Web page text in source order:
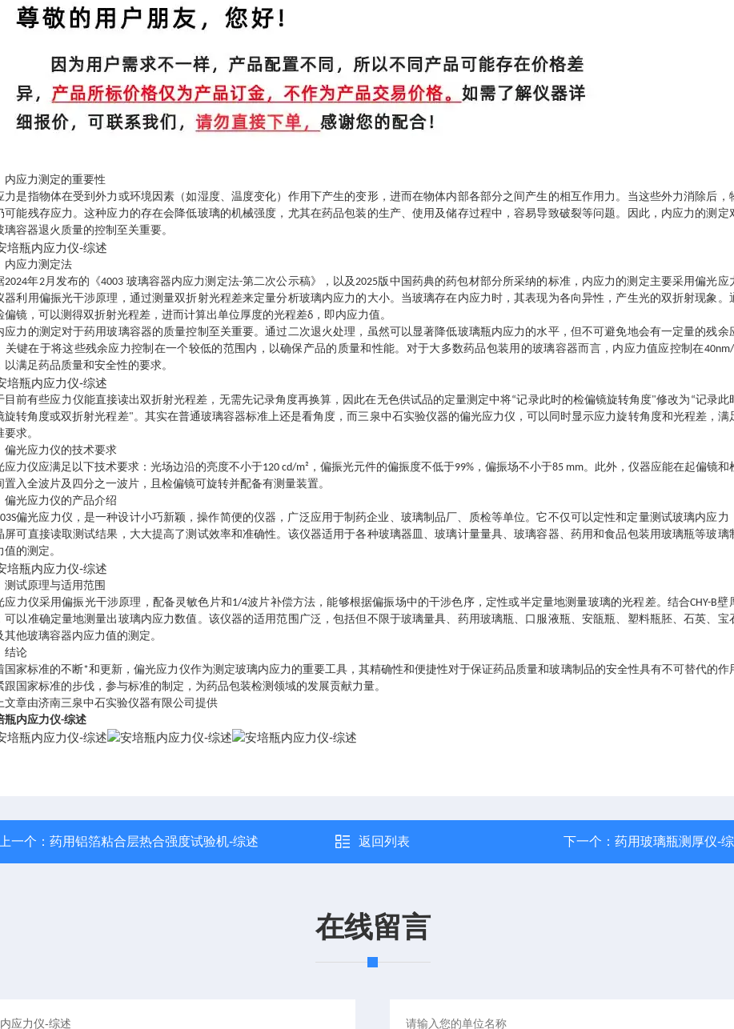
内应力测定的重要性
力是指物体在受到外力或环境因素（如湿度、温度变化）作用下产生的变形，进而在物体内部各部分之间产生的相互作用力。当这些外力消除后，
可能残存应力。这种应力的存在会降低玻璃的机械强度，尤其在药品包装的生产、使用及储存过程中，容易导致破裂等问题。因此，内应力的测定
璃容器退火质量的控制至关重要。
内应力测定法
2024年2月发布的《4003 玻璃容器内应力测定法-第二次公示稿》，以及2025版中国药典的药包材部分所采纳的标准，内应力的测定主要采用偏光应
器利用偏振光干涉原理，通过测量双折射光程差来定量分析玻璃内应力的大小。当玻璃存在内应力时，其表现为各向异性，产生光的双折射现象。
偏镜，可以测得双折射光程差，进而计算出单位厚度的光程差δ，即内应力值。
应力的测定对于药用玻璃容器的质量控制至关重要。通过二次退火处理，虽然可以显著降低玻璃瓶内应力的水平，但不可避免地会有一定量的残余
关键在于将这些残余应力控制在一个较低的范围内，以确保产品的质量和性能。对于大多数药品包装用的玻璃容器而言，内应力值应控制在
以满足药品质量和安全性的要求。
目前有些应力仪能直接读出双折射光程差，无需先记录角度再换算，因此在无色供试品的定量测定中将“记录此时的检偏镜旋转角度"修改为“记录此
旋转角度或双折射光程差"。其实在普通玻璃容器标准上还是看角度，而三泉中石实验仪器的偏光应力仪，可以同时显示应力旋转角度和光程差，满
要求。
偏光应力仪的技术要求
应力仪应满足以下技术要求：光场边沿的亮度不小于120 cd/m²，偏振光元件的偏振度不低于99%，偏振场不小于85 mm。此外，仪器应能在起偏镜和
置入全波片及四分之一波片，且检偏镜可旋转并配备有测量装置。
偏光应力仪的产品介绍
03S偏光应力仪，是一种设计小巧新颖，操作简便的仪器，广泛应用于制药企业、玻璃制品厂、质检等单位。它不仅可以定性和定量测试玻璃内应力
屏可直接读取测试结果，大大提高了测试效率和准确性。该仪器适用于各种玻璃器皿、玻璃计量量具、玻璃容器、药用和食品包装用玻璃瓶等玻璃
值的测定。
测试原理与适用范围
应力仪采用偏振光干涉原理，配备灵敏色片和1/4波片补偿方法，能够根据偏振场中的干涉色序，定性或半定量地测量玻璃的光程差。结合CHY-B壁
可以准确定量地测量出玻璃内应力数值。该仪器的适用范围广泛，包括但不限于玻璃量具、药用玻璃瓶、口服液瓶、安瓿瓶、塑料瓶胚、石英、宝
其他玻璃容器内应力值的测定。
结论
国家标准的不断*和更新，偏光应力仪作为测定玻璃内应力的重要工具，其精确性和便捷性对于保证药品质量和玻璃制品的安全性具有不可替代的作
跟国家标准的步伐，参与标准的制定，为药品包装检测领域的发展贡献力量。
文章由济南三泉中石实验仪器有限公司提供
瓶内应力仪-综述
上一个： 药用铝箔粘合层热合强度试验机-综述 返回列表 下一个： 药用玻璃瓶测厚仪-
在线留言